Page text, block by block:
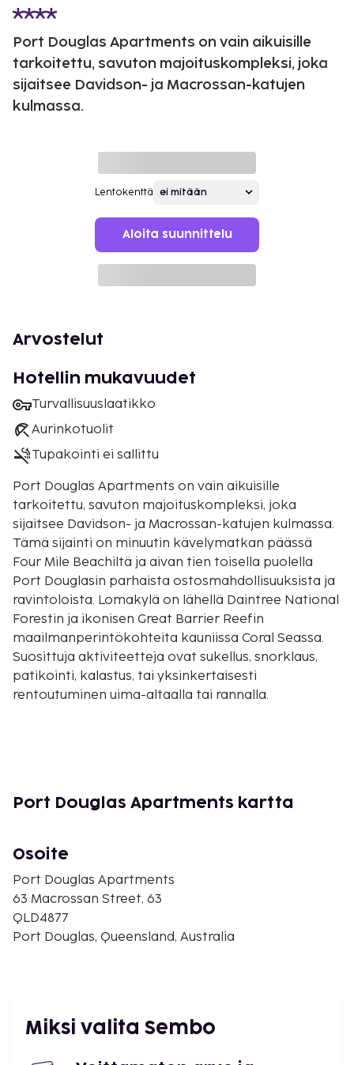
Port Douglas Apartments on vain aikuisille
tarkoitettu, savuton majoituskompleksi, joka
sijaitsee Davidson- ja Macrossan-katujen
kulmassa.
Lentokenttä
Aloita suunnittelu
Arvostelut
Hotellin mukavuudet
Turvallisuuslaatikko
Aurinkotuolit
Tupakointi ei sallittu
Port Douglas Apartments on vain aikuisille
tarkoitettu, savuton majoituskompleksi, joka
sijaitsee Davidson- ja Macrossan-katujen kulmassa.
Tämä sijainti on minuutin kävelymatkan päässä
Four Mile Beachiltä ja aivan tien toisella puolella
Port Douglasin parhaista ostosmahdollisuuksista ja
ravintoloista. Lomakylä on lähellä Daintree National
Forestin ja ikonisen Great Barrier Reefin
maailmanperintökohteita kauniissa Coral Seassa.
Suosittuja aktiviteetteja ovat sukellus, snorklaus,
patikointi, kalastus, tai yksinkertaisesti
rentoutuminen uima-altaalla tai rannalla.
Port Douglas Apartments kartta
Osoite
Port Douglas Apartments
63 Macrossan Street, 63
QLD4877
Port Douglas, Queensland, Australia
Miksi valita Sembo